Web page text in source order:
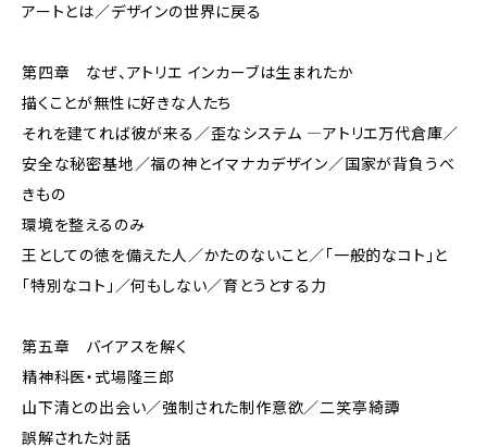
アートとは／デザインの世界に戻る
第四章 なぜ、アトリエ インカーブは生まれたか
描くことが無性に好きな人たち
それを建てれば彼が来る／歪なシステム ―アトリエ万代倉庫／
安全な秘密基地／福の神とイマナカデザイン／国家が背負うべ
きもの
環境を整えるのみ
王としての徳を備えた人／かたのないこと／「一般的なコト」と
「特別なコト」／何もしない／育とうとする力
第五章 バイアスを解く
精神科医・式場隆三郎
山下清との出会い／強制された制作意欲／二笑亭綺譚
誤解された対話